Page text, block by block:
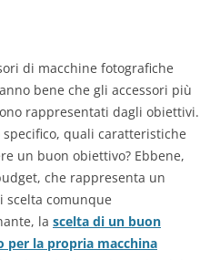
di macchine fotografiche
bene che gli accessori più
rappresentati dagli obiettivi.
specifico, quali caratteristiche
un buon obiettivo? Ebbene,
che rappresenta un
scelta comunque
la scelta di un buon
per la propria macchina